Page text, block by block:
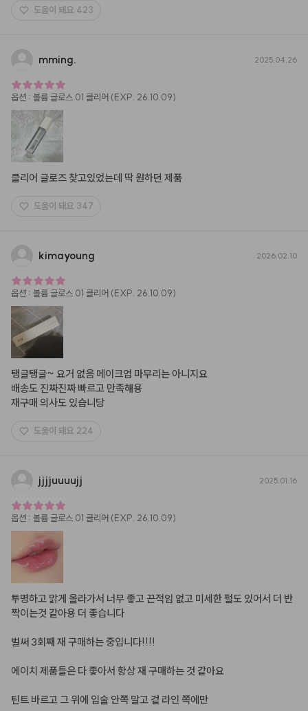
도움이 돼요 423
mming. 2025.04.26
옵션 : 볼륨 글로스 01 클리어 (EXP. 26.10.09)
클리어 글로즈 찾고있었는데 딱 원하던 제품
도움이 돼요 347
kimayoung 2026.02.10
옵션 : 볼륨 글로스 01 클리어 (EXP. 26.10.09)
탱글탱글~ 요거 없음 메이크업 마무리는 아니지요
배송도 진짜진짜 빠르고 만족해용
재구매 의사도 있습니당
도움이 돼요 224
jjjjuuuujj 2025.01.16
옵션 : 볼륨 글로스 01 클리어 (EXP. 26.10.09)
투명하고 맑게 올라가서 너무 좋고 끈적임 없고 미세한 펄도 있어서 더 반
짝이는것 같아용 더 좋습니다
벌써 3회째 재 구매하는 중입니다!!!!
에이치 제품들은 다 좋아서 항상 재 구매하는 것 같아요
틴트 바르고 그 위에 입술 안쪽 말고 겉 라인 쪽에만